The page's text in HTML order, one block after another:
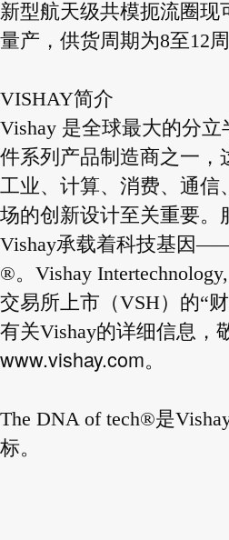
新型航天级共模扼流圈现
量产，供货周期为8至12周
VISHAY简介
Vishay 是全球最大的分
件系列产品制造商之一，
工业、计算、消费、通信
场的创新设计至关重要。
Vishay承载着科技基因
®。Vishay
交易所上市（VSH）的“财
有关Vishay的详细信息，
www.vishay.com。
The DNA of tech®是
标。